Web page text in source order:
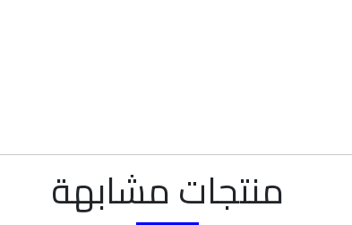
منتجات مشابهة